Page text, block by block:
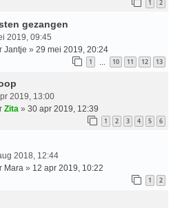
1 2
gezangen
2019, 09:45
Jantje » 29 mei 2019, 20:24
1 … 10 11 12 13
2019, 13:00
Zita » 30 apr 2019, 12:39
1 2 3 4 5 6
2018, 12:44
Mara » 12 apr 2019, 10:22
1 2